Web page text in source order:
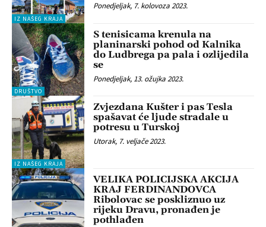
IZ NAŠEG KRAJA
Ponedjeljak, 7. kolovoza 2023.
DRUŠTVO
S tenisicama krenula na
planinarski pohod od Kalnika
do Ludbrega pa pala i ozlijedila
se
Ponedjeljak, 13. ožujka 2023.
IZ NAŠEG KRAJA
Zvjezdana Kušter i pas Tesla
spašavat će ljude stradale u
potresu u Turskoj
Utorak, 7. veljače 2023.
VELIKA POLICIJSKA AKCIJA
KRAJ FERDINANDOVCA
Ribolovac se poskliznuo uz
rijeku Dravu, pronađen je
pothlađen